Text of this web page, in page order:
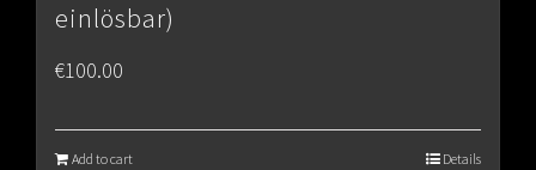
einlösbar)
€100.00
Add to cart Details